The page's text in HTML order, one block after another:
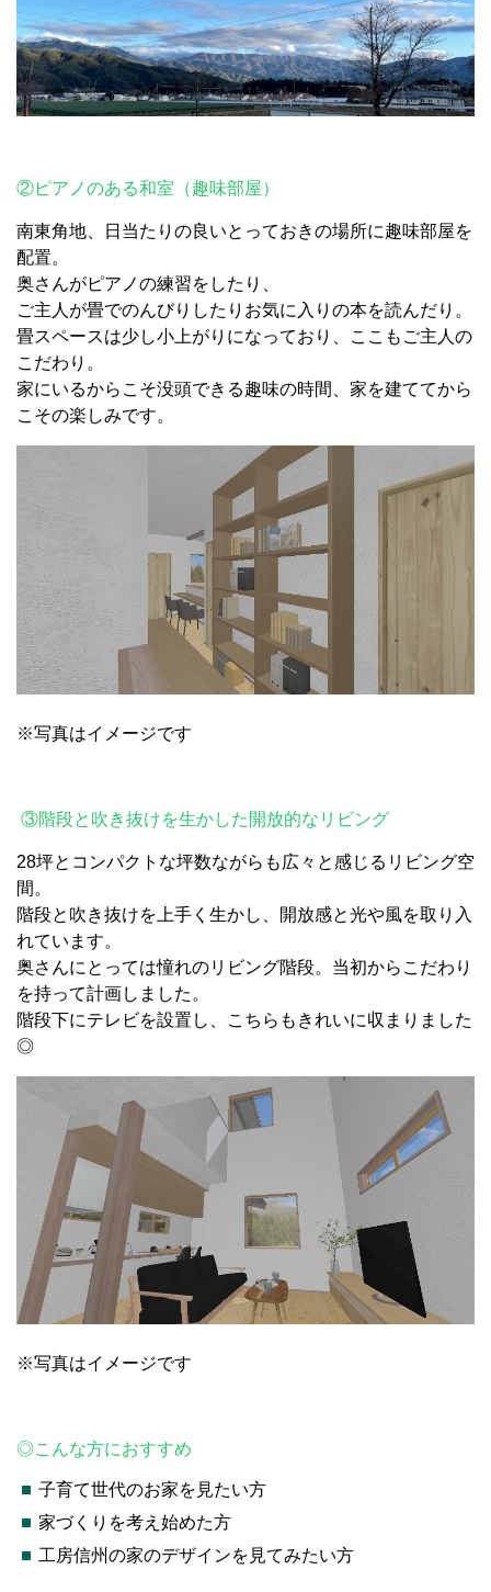
②ピアノのある和室（趣味部屋）
南東角地、日当たりの良いとっておきの場所に趣味部屋を
配置。
奥さんがピアノの練習をしたり、
ご主人が畳でのんびりしたりお気に入りの本を読んだり。
畳スペースは少し小上がりになっており、ここもご主人の
こだわり。
家にいるからこそ没頭できる趣味の時間、家を建ててから
こその楽しみです。
※写真はイメージです
③階段と吹き抜けを生かした開放的なリビング
28坪とコンパクトな坪数ながらも広々と感じるリビング空
間。
階段と吹き抜けを上手く生かし、開放感と光や風を取り入
れています。
奥さんにとっては憧れのリビング階段。当初からこだわり
を持って計画しました。
階段下にテレビを設置し、こちらもきれいに収まりました
◎
※写真はイメージです
◎こんな方におすすめ
子育て世代のお家を見たい方
家づくりを考え始めた方
工房信州の家のデザインを見てみたい方